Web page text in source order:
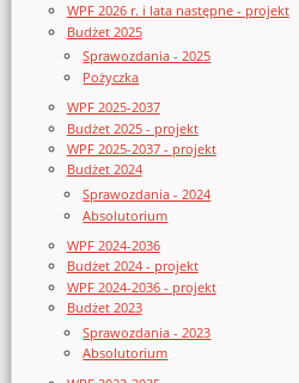
WPF 2026 r. i lata następne - projekt
Budżet 2025
Sprawozdania - 2025
Pożyczka
WPF 2025-2037
Budżet 2025 - projekt
WPF 2025-2037 - projekt
Budżet 2024
Sprawozdania - 2024
Absolutorium
WPF 2024-2036
Budżet 2024 - projekt
WPF 2024-2036 - projekt
Budżet 2023
Sprawozdania - 2023
Absolutorium